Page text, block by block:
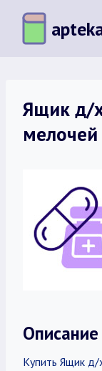
Перейти
содержимому
Ящик д/
Описание
Купить Ящик